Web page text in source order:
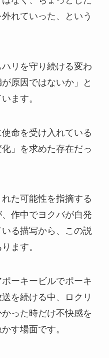
れていった、という
リを守り続ける変わ
原因ではないか」と
ます。
命を受け入れている
」を求めた存在だっ
た可能性を指摘する
作中でヨクバが自発
る描写から、この説
ます。
ーキービルでポーキ
を続ける中、ロクリ
った時だけ不快感を
す場面です。